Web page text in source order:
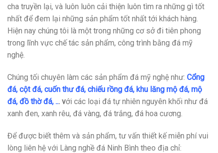
cha truyền lại, và luôn luôn cải thiện luôn tìm ra những gì tốt
nhất để đem lại những sản phẩm tốt nhất tới khách hàng.
Hiện nay chúng tôi là một trong những cơ sở đi tiên phong
trong lĩnh vực chế tác sản phẩm, công trình bằng đá mỹ
nghệ.
Chúng tối chuyên làm các sản phẩm đá mỹ nghệ như: Cổng
đá, cột đá, cuốn thư đá, chiếu rồng đá, khu lăng mộ đá, mộ
đá, đồ thờ đá, ... với các loại đá tự nhiên nguyên khối như đá
xanh đen, xanh rêu, đá vàng, đá trắng, đá hoa cương.
Để được biết thêm và sản phẩm, tư vấn thiết kế miễn phí vui
lòng liên hệ với Làng nghề đá Ninh Bình theo địa chỉ: